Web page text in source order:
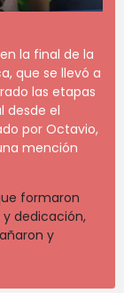
la final de la
que se llevó a
las etapas
desde el
por Octavio,
mención
formaron
dedicación,
y